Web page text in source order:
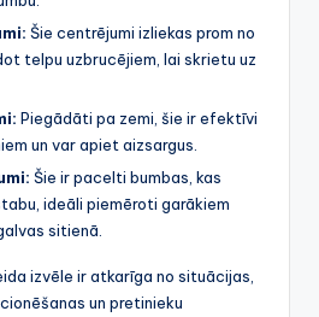
Šie centrējumi izliekas prom no
telpu uzbrucējiem, lai skrietu uz
Piegādāti pa zemi, šie ir efektīvi
un var apiet aizsargus.
Šie ir pacelti bumbas, kas
ideāli piemēroti garākiem
sitienā.
izvēle ir atkarīga no situācijas,
un pretinieku